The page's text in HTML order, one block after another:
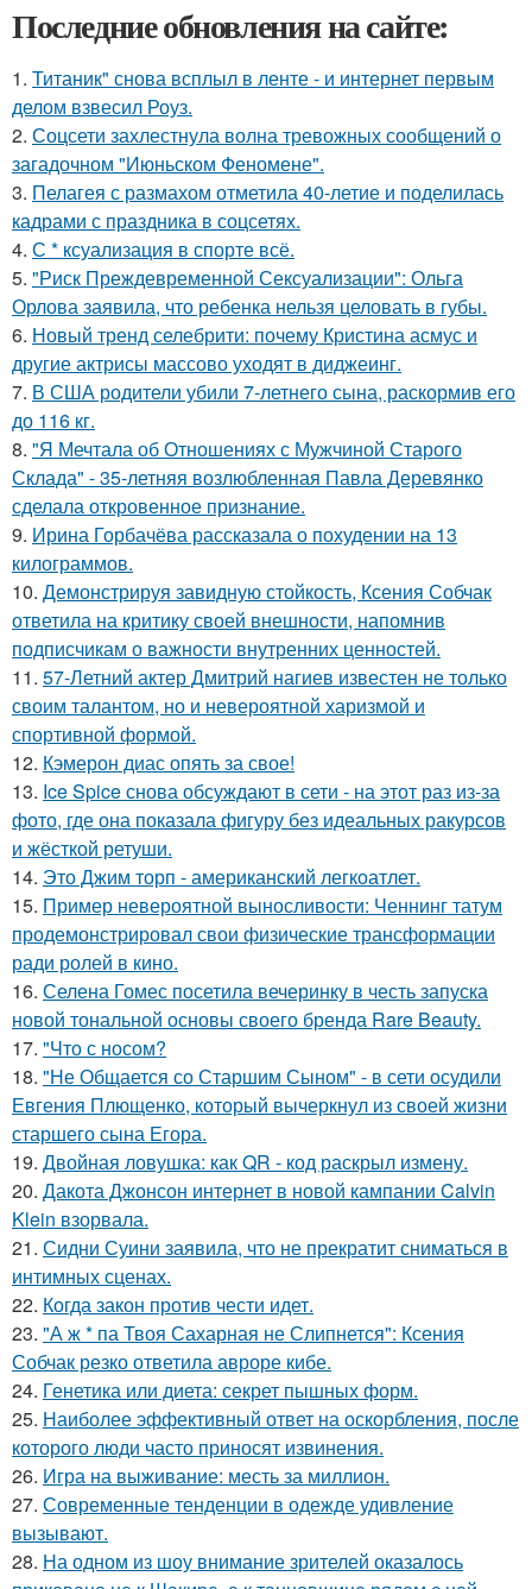
Последние обновления на сайте:
1. Титаник" снова всплыл в ленте - и интернет первым
делом взвесил Роуз.
2. Соцсети захлестнула волна тревожных сообщений о
загадочном "Июньском Феномене".
3. Пелагея с размахом отметила 40-летие и поделилась
кадрами с праздника в соцсетях.
4. С * ксуализация в спорте всё.
5. "Риск Преждевременной Сексуализации": Ольга
Орлова заявила, что ребенка нельзя целовать в губы.
6. Новый тренд селебрити: почему Кристина асмус и
другие актрисы массово уходят в диджеинг.
7. В США родители убили 7-летнего сына, раскормив его
до 116 кг.
8. "Я Мечтала об Отношениях с Мужчиной Старого
Склада" - 35-летняя возлюбленная Павла Деревянко
сделала откровенное признание.
9. Ирина Горбачёва рассказала о похудении на 13
килограммов.
10. Демонстрируя завидную стойкость, Ксения Собчак
ответила на критику своей внешности, напомнив
подписчикам о важности внутренних ценностей.
11. 57-Летний актер Дмитрий нагиев известен не только
своим талантом, но и невероятной харизмой и
спортивной формой.
12. Кэмерон диас опять за свое!
13. Ice Spice снова обсуждают в сети - на этот раз из-за
фото, где она показала фигуру без идеальных ракурсов
и жёсткой ретуши.
14. Это Джим торп - американский легкоатлет.
15. Пример невероятной выносливости: Ченнинг татум
продемонстрировал свои физические трансформации
ради ролей в кино.
16. Селена Гомес посетила вечеринку в честь запуска
новой тональной основы своего бренда Rare Beauty.
17. "Что с носом?
18. "Не Общается со Старшим Сыном" - в сети осудили
Евгения Плющенко, который вычеркнул из своей жизни
старшего сына Егора.
19. Двойная ловушка: как QR - код раскрыл измену.
20. Дакота Джонсон интернет в новой кампании Calvin
Klein взорвала.
21. Сидни Суини заявила, что не прекратит сниматься в
интимных сценах.
22. Когда закон против чести идет.
23. "А ж * па Твоя Сахарная не Слипнется": Ксения
Собчак резко ответила авроре кибе.
24. Генетика или диета: секрет пышных форм.
25. Наиболее эффективный ответ на оскорбления, после
которого люди часто приносят извинения.
26. Игра на выживание: месть за миллион.
27. Современные тенденции в одежде удивление
вызывают.
28. На одном из шоу внимание зрителей оказалось